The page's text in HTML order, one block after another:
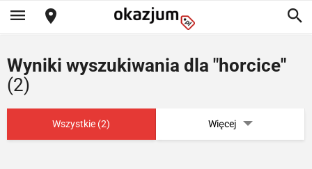
Wyniki wyszukiwania dla "horcice"
(2)
Wszystkie (2) Więcej